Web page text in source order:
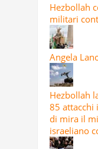
Hezbollah
militari
Angela
Hezbollah
85 attacchi
di mira il
israeliano